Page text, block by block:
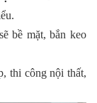
bề mặt, bắn keo
thi công nội thất,